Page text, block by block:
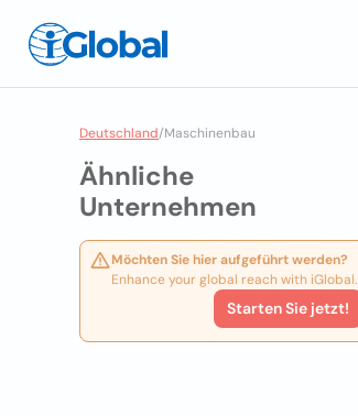
Deutschland/Maschinenbau
Ähnliche
Unternehmen
Möchten Sie hier aufgeführt werden?
Enhance your global reach with iGlobal.
Starten Sie jetzt!